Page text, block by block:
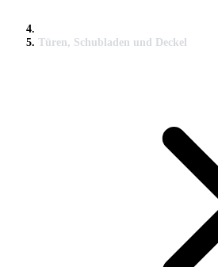
Türen, Schubladen und Deckel